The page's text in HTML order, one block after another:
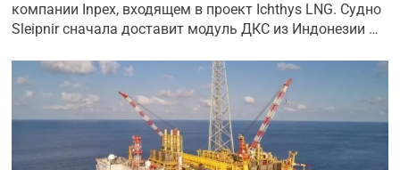
компании Inpex, входящем в проект Ichthys LNG. Судно
Sleipnir сначала доставит модуль ДКС из Индонезии …